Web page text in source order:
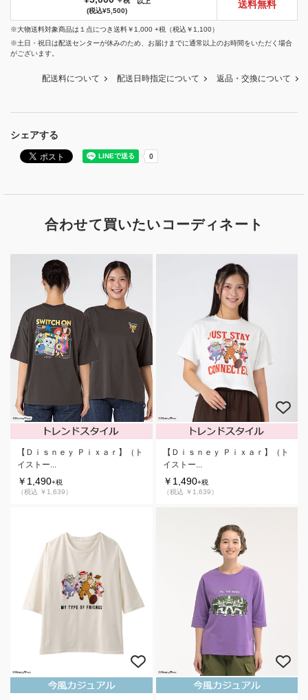
シェアする
(税込¥5,500)
送料無料
※大物送料対象商品は１点につき送料￥1,000 +税（税込￥1,100）
※土日・祝日は配送センターが休みのため、お届けまでに通常以上のお時間をいただく場合
がございます。
配送料について 配送日時指定について 返品・交換について
合わせて買いたいコーディネート
【Ｄｉｓｎｅｙ Ｐｉｘａｒ】（ト
イストー...
￥1,490+税
（税込 ￥1,639）
【Ｄｉｓｎｅｙ Ｐｉｘａｒ】（ト
イストー...
￥1,490+税
（税込 ￥1,639）